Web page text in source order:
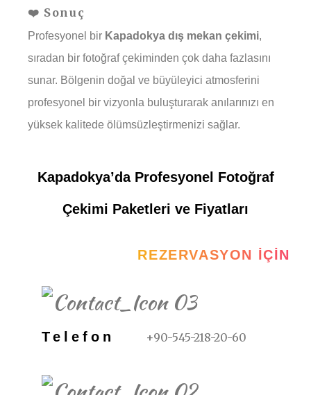
❤️ Sonuç
Profesyonel bir Kapadokya dış mekan çekimi,
sıradan bir fotoğraf çekiminden çok daha fazlasını
sunar. Bölgenin doğal ve büyüleyici atmosferini
profesyonel bir vizyonla buluşturarak anılarınızı en
yüksek kalitede ölümsüzleştirmenizi sağlar.
Kapadokya’da Profesyonel Fotoğraf
Çekimi Paketleri ve Fiyatları
REZERVASYON İÇIN
Telefon +90-545-218-20-60